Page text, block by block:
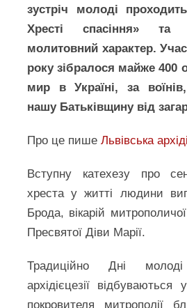
зустріч молоді
Хресті спасіння» та
молитовний характер.
року зібралося майже 400
мир в Україні, за
нашу Батьківщину від
Про це пишеЛьвівська
Вступну катехезу про
хреста у житті людини
Брода, вікарій
Пресвятої Діви Марії.
Традиційно Дні
архідієцезії
покровителя митрополії